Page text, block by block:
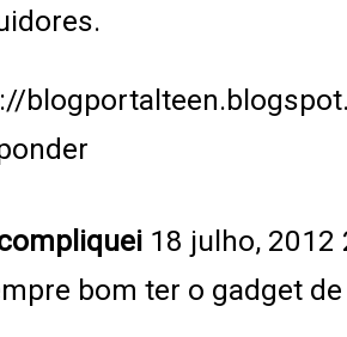
18 julho, 2012
bom ter o gadget